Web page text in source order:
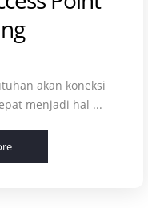
akan koneksi
menjadi hal ...